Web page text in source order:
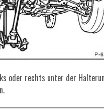
oder rechts unter der